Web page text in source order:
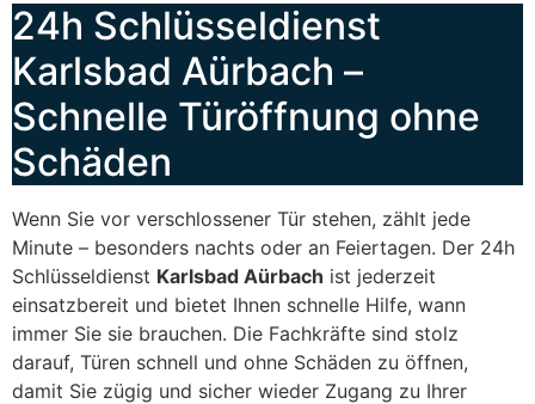
24h Schlüsseldienst
Karlsbad Aürbach –
Schnelle Türöffnung ohne
Schäden
Wenn Sie vor verschlossener Tür stehen, zählt jede
Minute – besonders nachts oder an Feiertagen. Der 24h
Schlüsseldienst Karlsbad Aürbach ist jederzeit
einsatzbereit und bietet Ihnen schnelle Hilfe, wann
immer Sie sie brauchen. Die Fachkräfte sind stolz
darauf, Türen schnell und ohne Schäden zu öffnen,
damit Sie zügig und sicher wieder Zugang zu Ihrer